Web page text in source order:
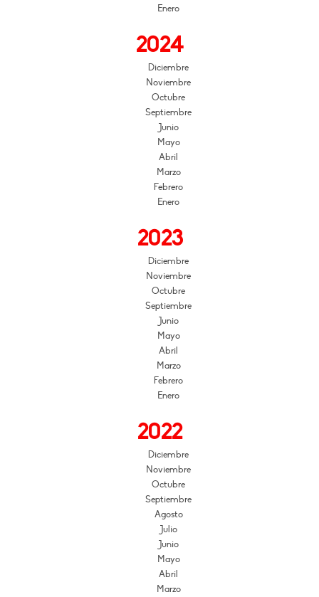
Enero
2024
Diciembre
Noviembre
Octubre
Septiembre
Junio
Mayo
Abril
Marzo
Febrero
Enero
2023
Diciembre
Noviembre
Octubre
Septiembre
Junio
Mayo
Abril
Marzo
Febrero
Enero
2022
Diciembre
Noviembre
Octubre
Septiembre
Agosto
Julio
Junio
Mayo
Abril
Marzo